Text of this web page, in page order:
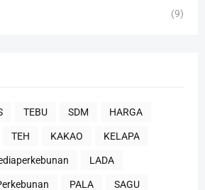
(9)
TEBU SDM HARGA
TEH KAKAO KELAPA
LADA
PALA SAGU